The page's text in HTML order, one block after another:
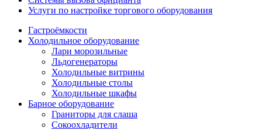
Услуги по настройке торгового оборудования
Гастроёмкости
Холодильное оборудование
Лари морозильные
Льдогенераторы
Холодильные витрины
Холодильные столы
Холодильные шкафы
Барное оборудование
Граниторы для слаша
Сокоохладители